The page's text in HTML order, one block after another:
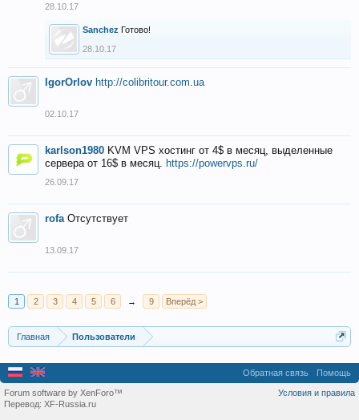
28.10.17
Sanchez Готово!
28.10.17
IgorOrlov http://colibritour.com.ua
02.10.17
karlson1980 KVM VPS хостинг от 4$ в месяц, выделенные
сервера от 16$ в месяц. https://powervps.ru/
26.09.17
rofa Отсутствует
13.09.17
1 2 3 4 5 6 → 9 Вперёд >
Главная Пользователи
Обратная связь Помощь
Условия и правила
Forum software by XenForo™
Перевод: XF-Russia.ru